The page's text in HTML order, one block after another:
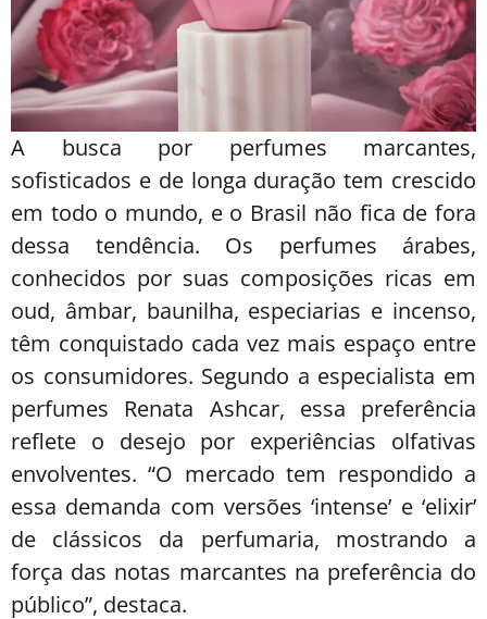
A busca por perfumes marcantes,
sofisticados e de longa duração tem crescido
em todo o mundo, e o Brasil não fica de fora
dessa tendência. Os perfumes árabes,
conhecidos por suas composições ricas em
oud, âmbar, baunilha, especiarias e incenso,
têm conquistado cada vez mais espaço entre
os consumidores. Segundo a especialista em
perfumes Renata Ashcar, essa preferência
reflete o desejo por experiências olfativas
envolventes. “O mercado tem respondido a
essa demanda com versões ‘intense’ e ‘elixir’
de clássicos da perfumaria, mostrando a
força das notas marcantes na preferência do
público”, destaca.